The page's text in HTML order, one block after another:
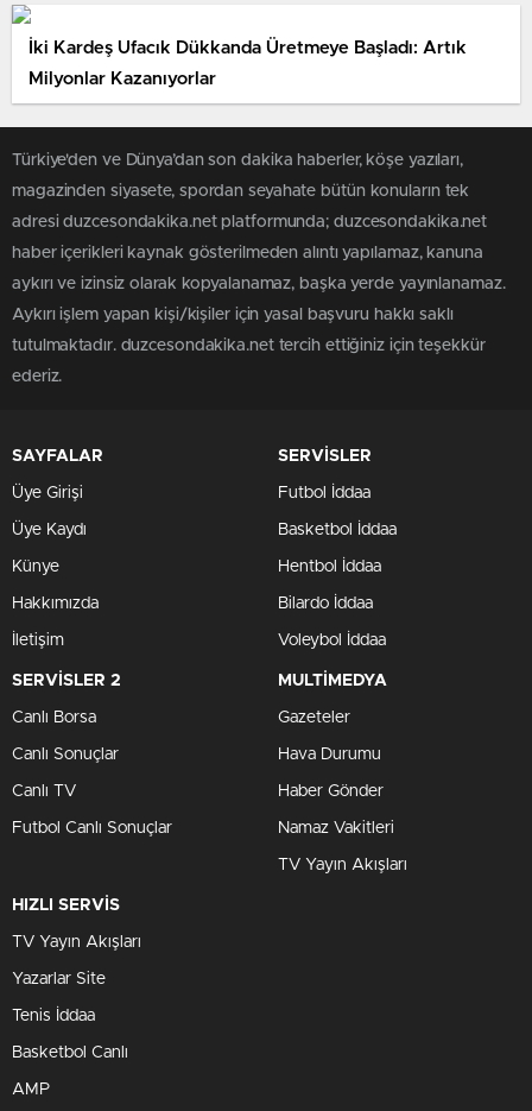
İki Kardeş Ufacık Dükkanda Üretmeye Başladı: Artık
Milyonlar Kazanıyorlar
Türkiye'den ve Dünya’dan son dakika haberler, köşe yazıları,
magazinden siyasete, spordan seyahate bütün konuların tek
adresi duzcesondakika.net platformunda; duzcesondakika.net
haber içerikleri kaynak gösterilmeden alıntı yapılamaz, kanuna
aykırı ve izinsiz olarak kopyalanamaz, başka yerde yayınlanamaz.
Aykırı işlem yapan kişi/kişiler için yasal başvuru hakkı saklı
tutulmaktadır. duzcesondakika.net tercih ettiğiniz için teşekkür
ederiz.
SAYFALAR
Üye Girişi
Üye Kaydı
Künye
Hakkımızda
İletişim
SERVİSLER
Futbol İddaa
Basketbol İddaa
Hentbol İddaa
Bilardo İddaa
Voleybol İddaa
SERVİSLER 2
Canlı Borsa
Canlı Sonuçlar
Canlı TV
Futbol Canlı Sonuçlar
MULTİMEDYA
Gazeteler
Hava Durumu
Haber Gönder
Namaz Vakitleri
TV Yayın Akışları
HIZLI SERVİS
TV Yayın Akışları
Yazarlar Site
Tenis İddaa
Basketbol Canlı
AMP